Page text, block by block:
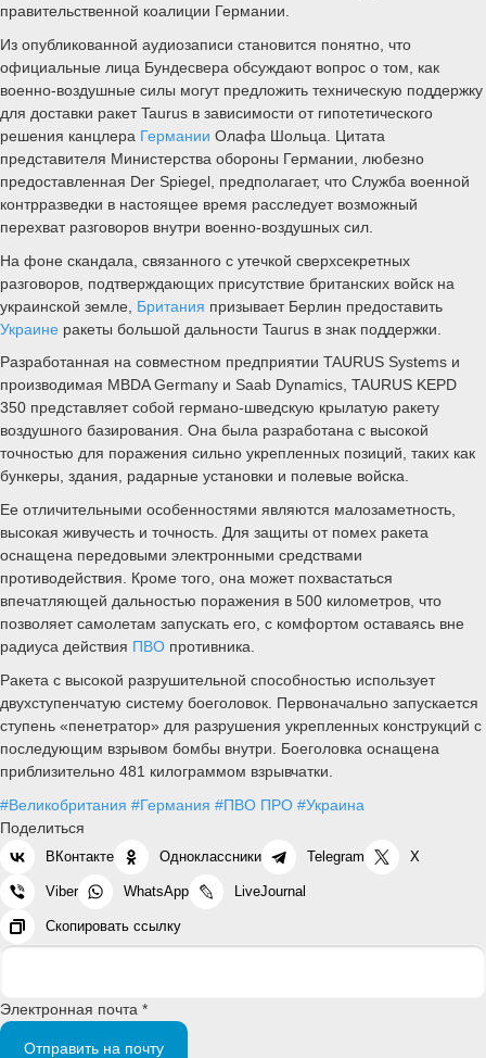
правительственной коалиции Германии.
Из опубликованной аудиозаписи становится понятно, что
официальные лица Бундесвера обсуждают вопрос о том, как
военно-воздушные силы могут предложить техническую поддержку
для доставки ракет Taurus в зависимости от гипотетического
решения канцлера Германии Олафа Шольца. Цитата
представителя Министерства обороны Германии, любезно
предоставленная Der Spiegel, предполагает, что Служба военной
контрразведки в настоящее время расследует возможный
перехват разговоров внутри военно-воздушных сил.
На фоне скандала, связанного с утечкой сверхсекретных
разговоров, подтверждающих присутствие британских войск на
украинской земле, Британия призывает Берлин предоставить
Украине ракеты большой дальности Taurus в знак поддержки.
Разработанная на совместном предприятии TAURUS Systems и
производимая MBDA Germany и Saab Dynamics, TAURUS KEPD
350 представляет собой германо-шведскую крылатую ракету
воздушного базирования. Она была разработана с высокой
точностью для поражения сильно укрепленных позиций, таких как
бункеры, здания, радарные установки и полевые войска.
Ее отличительными особенностями являются малозаметность,
высокая живучесть и точность. Для защиты от помех ракета
оснащена передовыми электронными средствами
противодействия. Кроме того, она может похвастаться
впечатляющей дальностью поражения в 500 километров, что
позволяет самолетам запускать его, с комфортом оставаясь вне
радиуса действия ПВО противника.
Ракета с высокой разрушительной способностью использует
двухступенчатую систему боеголовок. Первоначально запускается
ступень «пенетратор» для разрушения укрепленных конструкций с
последующим взрывом бомбы внутри. Боеголовка оснащена
приблизительно 481 килограммом взрывчатки.
#Великобритания #Германия #ПВО ПРО #Украина
Поделиться
ВКонтакте Одноклассники Telegram X
Viber WhatsApp LiveJournal
Скопировать ссылку
Электронная почта *
Отправить на почту